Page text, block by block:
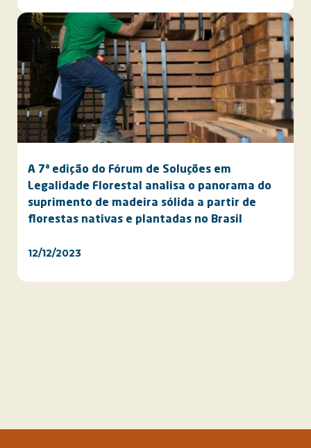
A 7ª edição do Fórum de Soluções em
Legalidade Florestal analisa o panorama do
suprimento de madeira sólida a partir de
florestas nativas e plantadas no Brasil
12/12/2023